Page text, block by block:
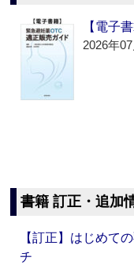
【電子
2026年
書籍 訂正・追加
【訂正】はじめて
チ